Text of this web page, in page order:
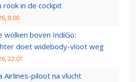
rook in de cockpit
8:00
wolken boven IndiGo:
doet widebody-vloot weg
22:01
Airlines-piloot na vlucht